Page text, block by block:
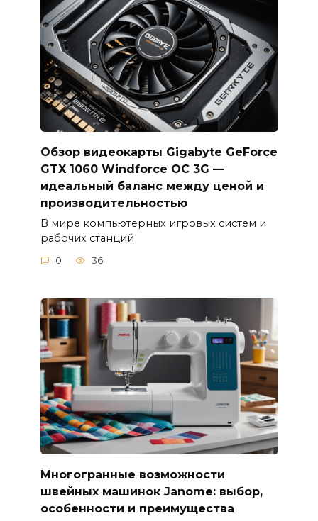
Обзор видеокарты Gigabyte GeForce
GTX 1060 Windforce OC 3G —
идеальный баланс между ценой и
производительностью
В мире компьютерных игровых систем и
рабочих станций
0 36
Многогранные возможности
швейных машинок Janome: выбор,
особенности и преимущества